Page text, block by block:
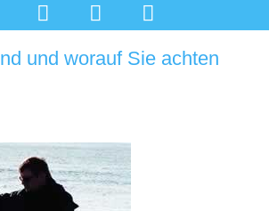
  
und worauf Sie achten